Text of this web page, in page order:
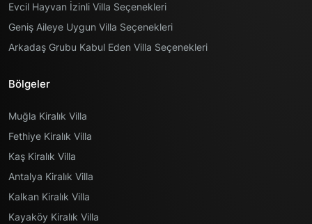
Evcil Hayvan İzinli Villa Seçenekleri
Geniş Aileye Uygun Villa Seçenekleri
Arkadaş Grubu Kabul Eden Villa Seçenekleri
Bölgeler
Muğla Kiralık Villa
Fethiye Kiralık Villa
Kaş Kiralık Villa
Antalya Kiralık Villa
Kalkan Kiralık Villa
Kayaköy Kiralık Villa